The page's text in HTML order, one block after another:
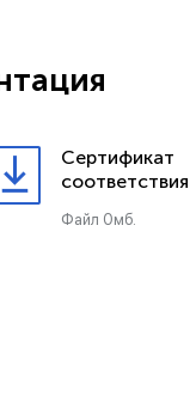
Сертификат
соответствия
Файл 0мб.